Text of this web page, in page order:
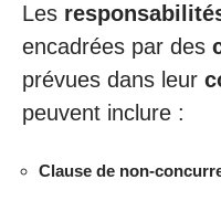
Les
encadrées par des
prévues dans leur
peuvent inclure :
Clause de non-